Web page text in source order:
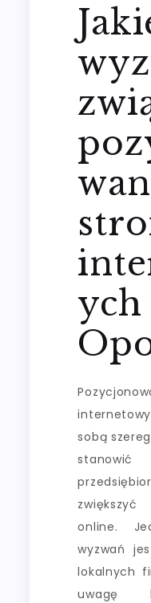
ych
sobą
online.
wyzwań
lokalnych
uwagę